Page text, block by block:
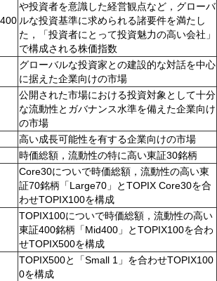
や投資者を意識した経営観点など，グローバ
ルな投資基準に求められる諸要件を満たし
た，「投資者にとって投資魅力の高い会社」
で構成される株価指数
グローバルな投資家との建設的な対話を中心
に据えた企業向けの市場
公開された市場における投資対象として十分
な流動性とガバナンス水準を備えた企業向け
の市場
高い成長可能性を有する企業向けの市場
時価総額，流動性の特に高い東証30銘柄
Core30についで時価総額，流動性の高い東
証70銘柄「Large70」とTOPIX Core30を合
わせTOPIX100を構成
TOPIX100についで時価総額，流動性の高い
東証400銘柄「Mid400」とTOPIX100を合わ
せTOPIX500を構成
TOPIX500と「Small 1」を合わせTOPIX100
0を構成